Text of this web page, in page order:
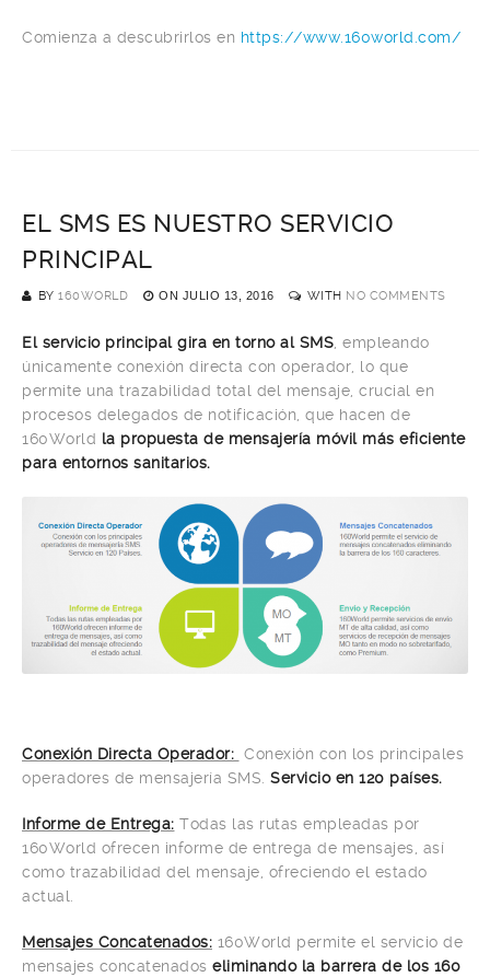
Comienza a descubrirlos en https://www.160world.com/
EL SMS ES NUESTRO SERVICIO
PRINCIPAL
BY 160WORLD ON JULIO 13, 2016 WITH NO COMMENTS
El servicio principal gira en torno al SMS, empleando
únicamente conexión directa con operador, lo que
permite una trazabilidad total del mensaje, crucial en
procesos delegados de notificación, que hacen de
160World la propuesta de mensajería móvil más eficiente
para entornos sanitarios.
Conexión Directa Operador: Conexión con los principales
operadores de mensajería SMS. Servicio en 120 países.
Informe de Entrega: Todas las rutas empleadas por
160World ofrecen informe de entrega de mensajes, así
como trazabilidad del mensaje, ofreciendo el estado
actual.
Mensajes Concatenados: 160World permite el servicio de
mensajes concatenados eliminando la barrera de los 160